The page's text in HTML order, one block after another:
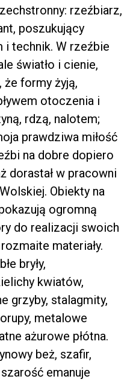
rzeźbiarz,
poszukujący
i technik. W rzeźbie
światło i cienie,
że formy żyją,
otoczenia i
rdzą, nalotem;
prawdziwa miłość
na dobre dopiero
dorastał w pracowni
Obiekty na
ogromną
do realizacji swoich
materiały.
bryły,
kwiatów,
grzyby, stalagmity,
metalowe
ażurowe płótna.
beż, szafir,
emanuje